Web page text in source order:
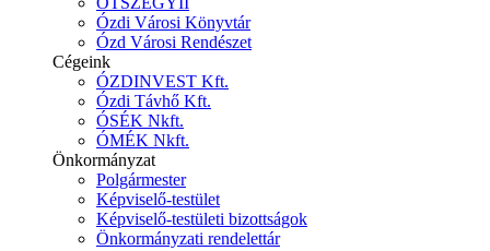
Ózdi Városi Könyvtár
Ózd Városi Rendészet
Cégeink
ÓZDINVEST Kft.
Ózdi Távhő Kft.
ÓSÉK Nkft.
ÓMÉK Nkft.
Önkormányzat
Polgármester
Képviselő-testület
Képviselő-testületi bizottságok
Önkormányzati rendelettár